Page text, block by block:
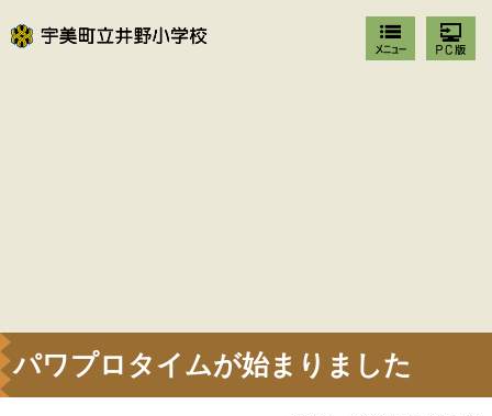
パワプロタイムが始まりました